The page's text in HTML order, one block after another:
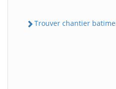
Trouver chantier